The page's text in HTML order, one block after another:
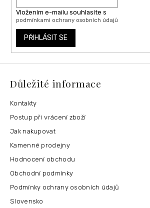
Vložením e-mailu souhlasíte s
podmínkami ochrany osobních údajů
PŘIHLÁSIT SE
Důležité informace
Kontakty
Postup při vrácení zboží
Jak nakupovat
Kamenné prodejny
Hodnocení obchodu
Obchodní podmínky
Podmínky ochrany osobních údajů
Slovensko